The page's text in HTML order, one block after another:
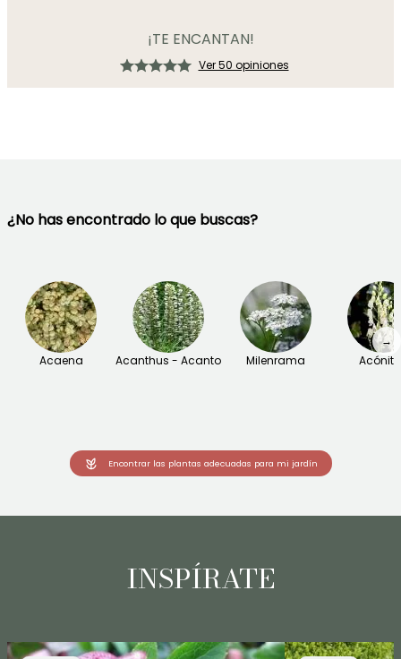
¡TE ENCANTAN!
Ver 50 opiniones
¿No has encontrado lo que buscas?
Acaena Acanthus - Acanto Milenrama
→
Encontrar las plantas adecuadas para mi jardín
INSPÍRATE